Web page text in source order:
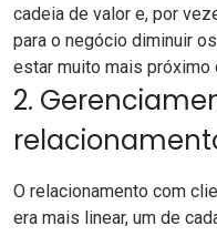
cadeia de valor e, por
para o negócio diminuir
estar muito mais próximo
2.
O relacionamento com
era mais linear, um de